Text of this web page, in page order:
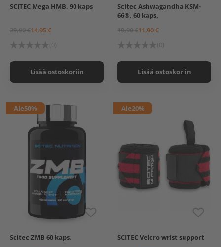
SCITEC Mega HMB, 90 kaps
29,90 €14,95 €
Lisää ostoskoriin
Scitec Ashwagandha KSM-
66®, 60 kaps.
19,90 €11,90 €
Lisää ostoskoriin
Ale50%
Scitec ZMB 60 kaps.
Ale20%
SCITEC Velcro wrist support